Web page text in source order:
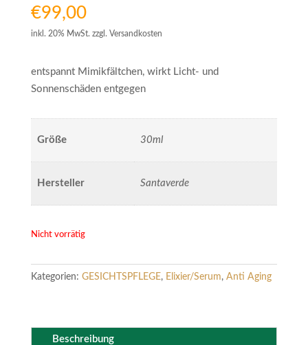
€99,00
inkl. 20% MwSt. zzgl. Versandkosten
entspannt Mimikfältchen, wirkt Licht- und
Sonnenschäden entgegen
Größe 30ml
Hersteller Santaverde
Nicht vorrätig
Kategorien: GESICHTSPFLEGE, Elixier/Serum, Anti Aging
Beschreibung